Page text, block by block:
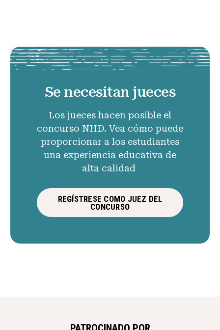
Se necesitan jueces
Los jueces hacen posible el
concurso NHD. Vea cómo puede
proporcionar a los estudiantes
una experiencia educativa de
alta calidad
REGÍSTRESE COMO JUEZ DEL
CONCURSO